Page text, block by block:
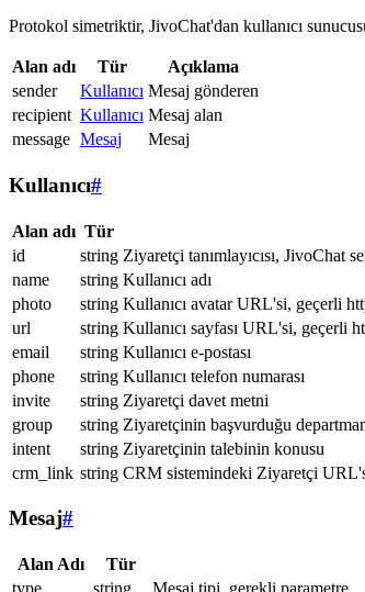
Protokol simetriktir, JivoChat'dan kullanıcı
Alan adı Tür
Açıklama
sender
Kullanıcı Mesaj gönderen
recipient Kullanıcı Mesaj alan
message Mesaj Mesaj
Kullanıcı#
Alan adı Tür
id
string Ziyaretçi tanımlayıcısı, JivoChat
name
string Kullanıcı adı
photo
string Kullanıcı avatar URL'si, geçerli
url
string Kullanıcı sayfası URL'si, geçerli
email
string Kullanıcı e-postası
phone
string Kullanıcı telefon numarası
invite
string Ziyaretçi davet metni
group
string Ziyaretçinin başvurduğu
intent
string Ziyaretçinin talebinin konusu
crm_link string CRM sistemindeki Ziyaretçi
Mesaj#
Alan Adı Tür
type
string Mesaj tipi, gerekli parametre